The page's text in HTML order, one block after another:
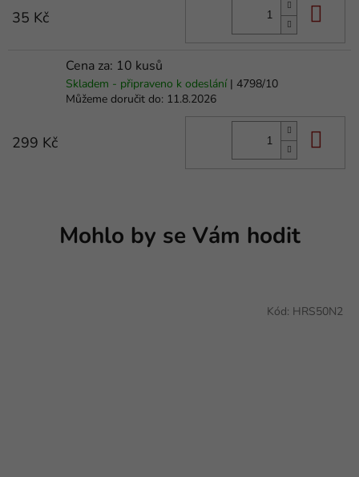
35 Kč
Cena za: 10 kusů
Skladem - připraveno k odeslání | 4798/10
Můžeme doručit do: 11.8.2026
299 Kč
Mohlo by se Vám hodit
Kód: HRS50N2